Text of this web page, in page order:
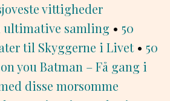
vittigheder
ultimative samling • 50
til Skyggerne i Livet• 50
you Batman – Få gang i
disse morsomme